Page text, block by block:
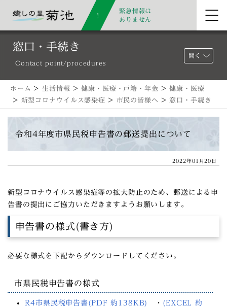
緊急情報は
ありません
窓口・手続き
Contact point/procedures
開く
ホーム >生活情報 >健康・医療・戸籍・年金 >健康・医療
> 新型コロナウイルス感染症 > 市民の皆様へ > 窓口・手続き
令和4年度市県民税申告書の郵送提出について
2022年01月20日
新型コロナウイルス感染症等の拡大防止のため、郵送による申
告書の提出にご協力いただきますようお願いします。
申告書の様式(書き方)
必要な様式を下記からダウンロードしてください。
市県民税申告書の様式
R4市県民税申告書(PDF 約138KB) ・ (EXCEL 約